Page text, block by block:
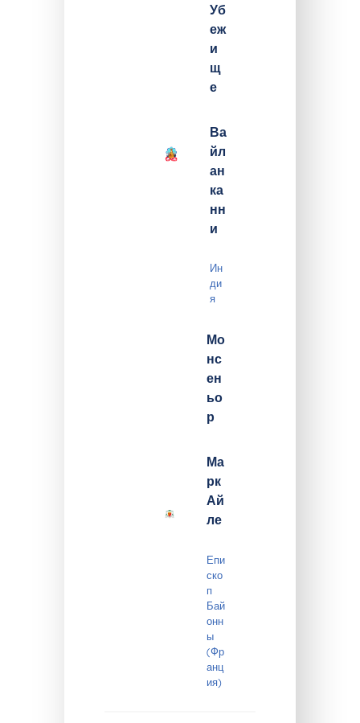
Уб
еж
и
щ
е
Ва
йл
ан
ка
нн
и
Ин
ди
я
Мо
нс
ен
ьо
р
Ма
рк
Ай
ле
Епи
ско
п
Бай
онн
ы
(Фр
анц
ия)